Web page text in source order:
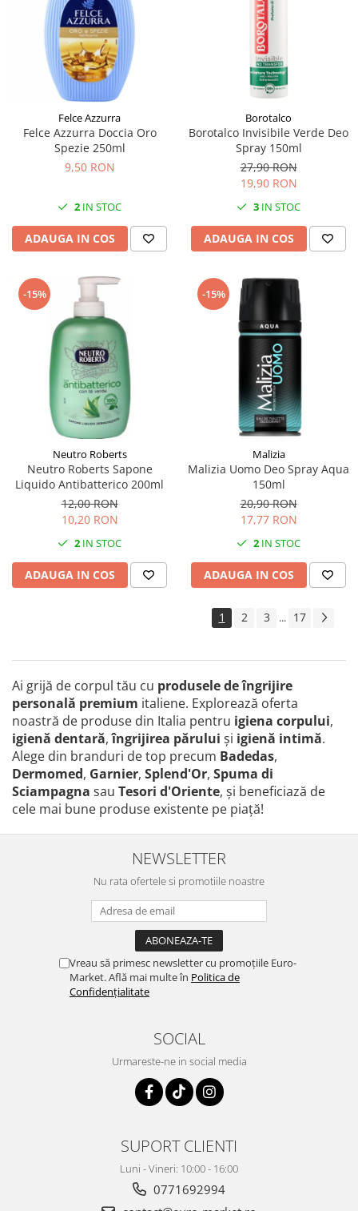
Felce Azzurra
Felce Azzurra Doccia Oro
Spezie 250ml
9,50 RON
2 IN STOC
ADAUGA IN COS
Borotalco
Borotalco Invisibile Verde Deo
Spray 150ml
27,90 RON
19,90 RON
3 IN STOC
ADAUGA IN COS
-15%
Neutro Roberts
Neutro Roberts Sapone
Liquido Antibatterico 200ml
12,00 RON
10,20 RON
2 IN STOC
ADAUGA IN COS
-15%
Malizia
Malizia Uomo Deo Spray Aqua
150ml
20,90 RON
17,77 RON
2 IN STOC
ADAUGA IN COS
1 2 3 ... 17
Ai grijă de corpul tău cu produsele de îngrijire
personală premium italiene. Explorează oferta
noastră de produse din Italia pentru igiena corpului,
igienă dentară,îngrijirea părului și igienă intimă.
Alege din branduri de top precum Badedas,
Dermomed, Garnier, Splend'Or, Spuma di
Sciampagna sau Tesori d'Oriente, și beneficiază de
cele mai bune produse existente pe piaţă!
NEWSLETTER
Nu rata ofertele si promotiile noastre
Vreau să primesc newsletter cu promoțiile Euro-
Market. Află mai multe în Politica de
Confidențialitate
SOCIAL
Urmareste-ne in social media
SUPORT CLIENTI
Luni - Vineri: 10:00 - 16:00
0771692994